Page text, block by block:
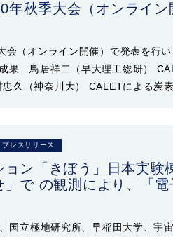
年秋季大会（オンライ
会（オンライン開催）で発表を行
果 鳥居祥二（早大理工総研）
久（神奈川大） CALETによる炭
プレスリリース
ョン「きぼう」日本実験
」で の観測により、「
国立極地研究所、早稲田大学、宇